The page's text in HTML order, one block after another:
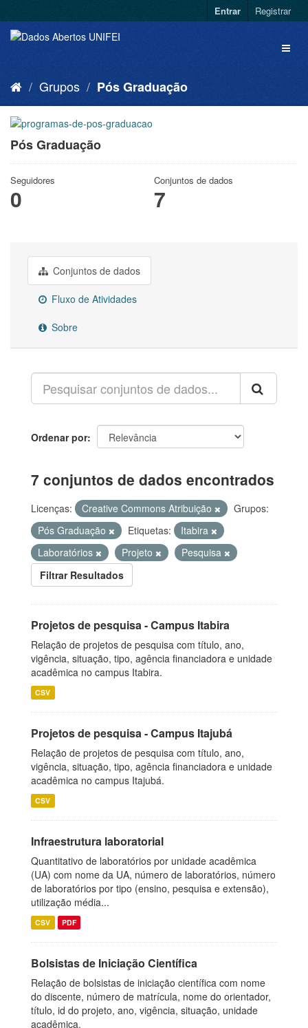
Entrar Registrar
Grupos Pós Graduação
Pós Graduação
Seguidores
0
Conjuntos de dados
7
Conjuntos de dados
Fluxo de Atividades
Sobre
Ordenar por
7 conjuntos de dados encontrados
Licenças: Creative Commons Atribuição
Grupos:
Pós Graduação
Etiquetas:
Itabira
Laboratórios
Projeto
Pesquisa
Filtrar Resultados
Projetos de pesquisa - Campus Itabira
Relação de projetos de pesquisa com título, ano,
vigência, situação, tipo, agência financiadora e unidade
acadêmica no campus Itabira.
CSV
Projetos de pesquisa - Campus Itajubá
Relação de projetos de pesquisa com título, ano,
vigência, situação, tipo, agência financiadora e unidade
acadêmica no campus Itajubá.
CSV
Infraestrutura laboratorial
Quantitativo de laboratórios por unidade acadêmica
(UA) com nome da UA, número de laboratórios, número
de laboratórios por tipo (ensino, pesquisa e extensão),
utilização média...
CSV PDF
Bolsistas de Iniciação Científica
Relação de bolsistas de iniciação científica com nome
do discente, número de matrícula, nome do orientador,
título, id do projeto, ano, vigência, situação, unidade
acadêmica.